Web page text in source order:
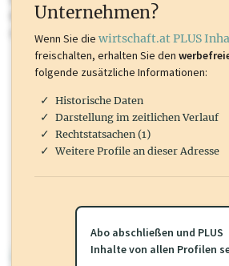
Marken, Patente, Rechtstatsachen, OTS-
mehr.
wirtschaft.at PLUS
Unternehmen?
Wenn Sie die wirtschaft.at PLUS
freischalten, erhalten Sie den
folgende zusätzliche Informationen:
Historische Daten
Darstellung im zeitlichen Verlauf
Rechtstatsachen (1)
Weitere Profile an dieser Adresse
Abo abschließen und PLUS
Inhalte von allen Profilen